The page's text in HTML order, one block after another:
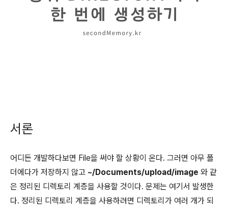
서론
어디든 개발하다보면 File을 써야 할 상황이 온다. 그러면 아무 폴
더에다가 저장하지 않고 ~/Documents/upload/image 와 같
은 정리된 디렉토리 계층을 사용할 것이다. 문제는 여기서 발생한
다. 정리된 디렉토리 계층을 사용하려면 디렉토리가 여러 개가 되